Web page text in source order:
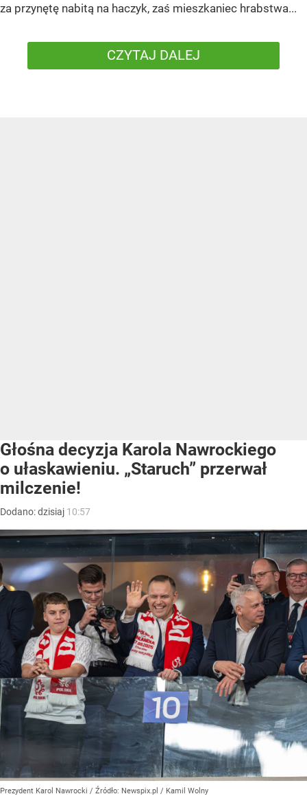
za przynętę nabitą na haczyk, zaś mieszkaniec hrabstwa...
CZYTAJ DALEJ
Głośna decyzja Karola Nawrockiego
o ułaskawieniu. „Staruch” przerwał
milczenie!
Dodano:dzisiaj 10:57
Prezydent Karol Nawrocki / Źródło: Newspix.pl / Kamil Wolny